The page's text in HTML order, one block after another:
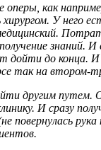
как
У него
знаний. И
дойти до конца. И
так на втором-
другим путем.
И сразу
повернулась рука